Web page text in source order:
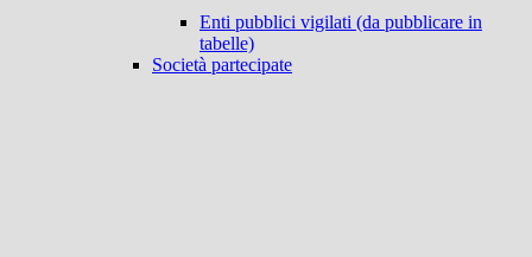
Enti pubblici vigilati (da pubblicare in
tabelle)
Società partecipate